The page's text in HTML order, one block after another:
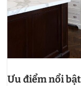
Ưu điểm nổi